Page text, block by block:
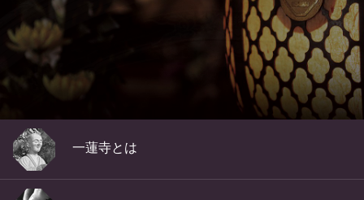
一蓮寺とは